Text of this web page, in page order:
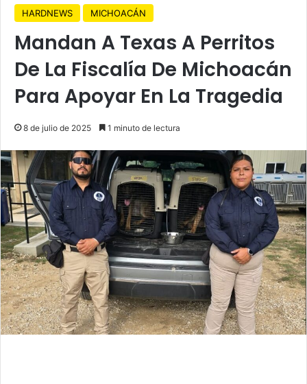
HARDNEWS MICHOACÁN
Mandan A Texas A Perritos
De La Fiscalía De Michoacán
Para Apoyar En La Tragedia
8 de julio de 2025 1 minuto de lectura